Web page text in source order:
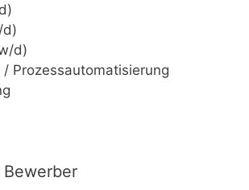
d)
d)
Prozessautomatisierung